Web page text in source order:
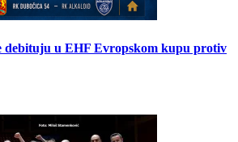
debituju u EHF Evropskom kupu protiv